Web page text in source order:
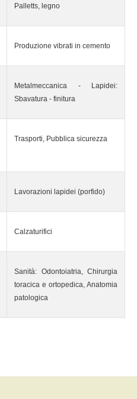
Palletts, legno
Produzione vibrati in cemento
Metalmeccanica - Lapidei:
Sbavatura - finitura
Trasporti, Pubblica sicurezza
Lavorazioni lapidei (porfido)
Calzaturifici
Sanità: Odontoiatria, Chirurgia
toracica e ortopedica, Anatomia
patologica